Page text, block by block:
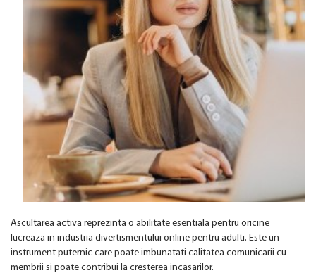
Ascultarea activa reprezinta o abilitate esentiala pentru oricine
lucreaza in industria divertismentului online pentru adulti. Este un
instrument puternic care poate imbunatati calitatea comunicarii cu
membrii si poate contribui la cresterea incasarilor.